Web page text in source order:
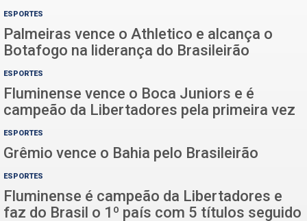
ESPORTES
Palmeiras vence o Athletico e alcança o
Botafogo na liderança do Brasileirão
ESPORTES
Fluminense vence o Boca Juniors e é
campeão da Libertadores pela primeira vez
ESPORTES
Grêmio vence o Bahia pelo Brasileirão
ESPORTES
Fluminense é campeão da Libertadores e
faz do Brasil o 1º país com 5 títulos seguido